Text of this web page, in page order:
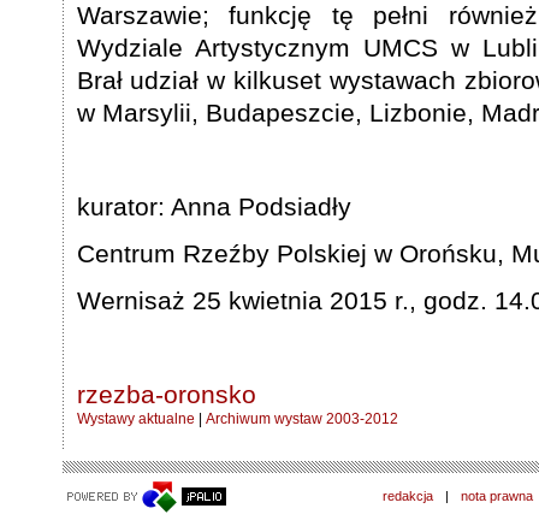
Warszawie; funkcję tę pełni
Wydziale Artystycznym UMCS w
Brał udział w kilkuset wystawach
w Marsylii, Budapeszcie, Lizbonie,
kurator: Anna Podsiadły
Centrum Rzeźby Polskiej w Orońsku,
Wernisaż 25 kwietnia 2015 r., godz.
rzezba-oronsko
Wystawy aktualne Archiwum wystaw 2003-2012
redakcja | nota prawna